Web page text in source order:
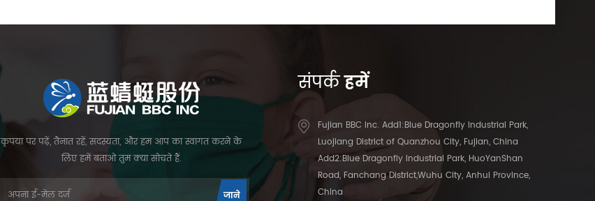
कृपया पर पढ़ें, तैनात रहें, सदस्यता, और हम आप का स्वागत करने के
लिए हमें बताओ तुम क्या सोचते हैं.
संपर्कहमें
Fujian BBC Inc. Add1:Blue Dragonfly Industrial Park,
Luojiang District of Quanzhou City, Fujian, China
Add2:Blue Dragonfly Industrial Park, HuoYanShan
Road, Fanchang District,Wuhu City, Anhui Province,
China